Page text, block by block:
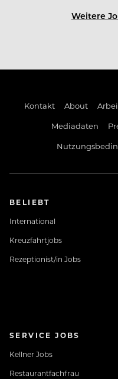
Weitere
Kontakt About
Mediadaten
BELIEBT
International
Kreuzfahrtjobs
Rezeptionist/in Jobs
SERVICE JOBS
Kellner Jobs
Restaurantfachfrau